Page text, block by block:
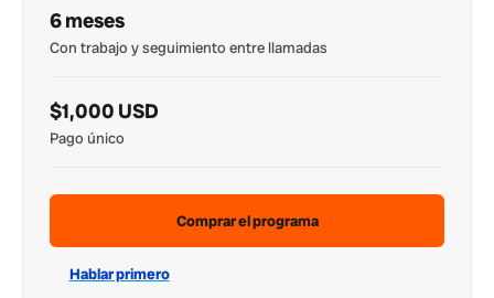
6 meses
Con trabajo y seguimiento entre llamadas
$1,000 USD
Pago único
Comprar el programa
Hablar primero